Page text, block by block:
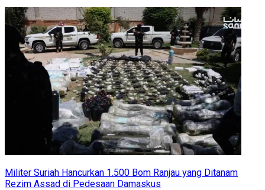
Militer Suriah Hancurkan 1.500 Bom Ranjau yang Ditanam
Rezim Assad di Pedesaan Damaskus